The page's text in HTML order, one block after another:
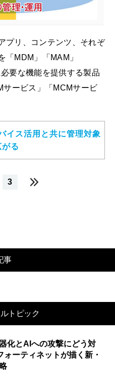
プリ、コンテンツ、それぞ
「MDM」「MAM」
要な機能を提供する製品
サービス」「MCMサービ
イス活用と共に管理対象
がる
3
事
トピック
化とAIへの攻撃にどう対
ーティネットが描く新・